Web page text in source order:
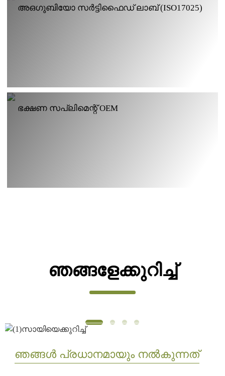
അഒഗുബിയോ സർട്ടിഫൈഡ് ലാബ് (ISO17025)
ഭക്ഷണ സപ്ലിമെന്റ് OEM
ഞങ്ങളേക്കുറിച്ച്
ഞങ്ങൾ പ്രധാനമായും നൽകുന്നത്